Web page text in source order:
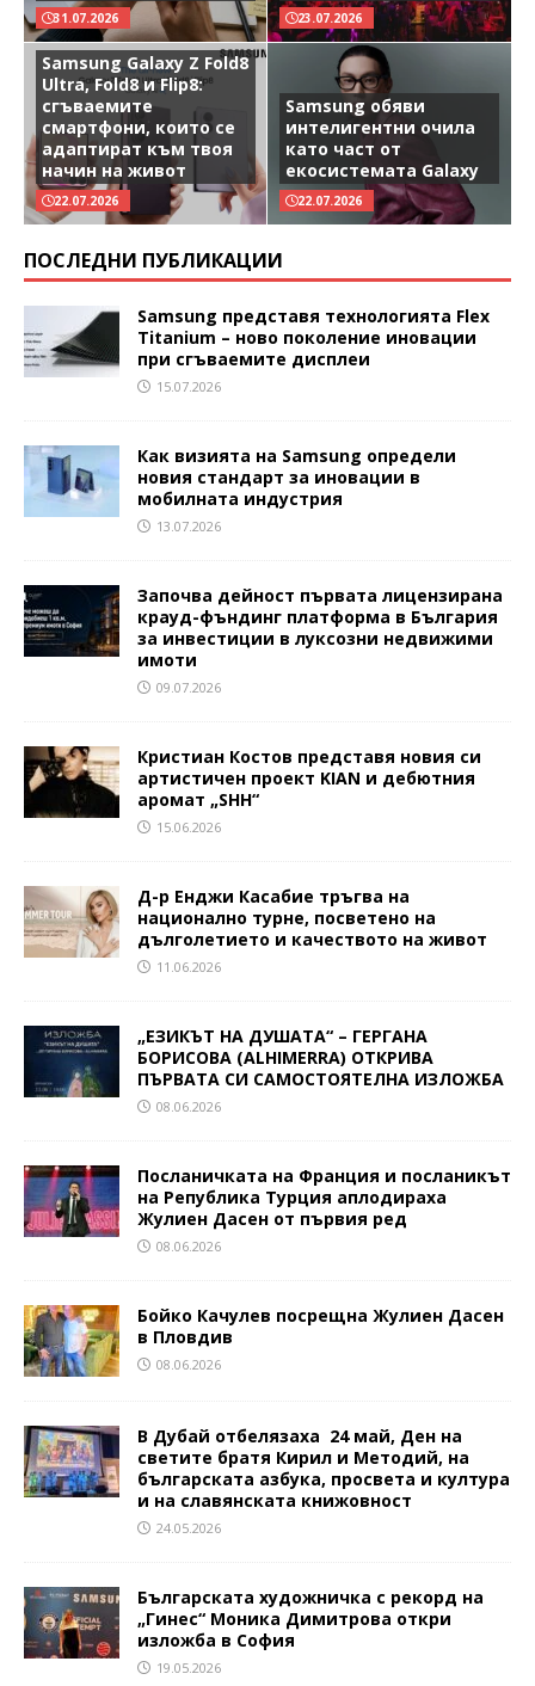
31.07.2026 23.07.2026
Samsung Galaxy Z Fold8
Ultra, Fold8 и Flip8:
сгъваемите
смартфони, които се
адаптират към твоя
начин на живот
22.07.2026
Samsung обяви
интелигентни очила
като част от
екосистемата Galaxy
22.07.2026
ПОСЛЕДНИ ПУБЛИКАЦИИ
Samsung представя технологията Flex
Titanium – ново поколение иновации
при сгъваемите дисплеи
15.07.2026
Как визията на Samsung определи
новия стандарт за иновации в
мобилната индустрия
13.07.2026
Започва дейност първата лицензирана
крауд-фъндинг платформа в България
за инвестиции в луксозни недвижими
имоти
09.07.2026
Кристиан Костов представя новия си
артистичен проект KIAN и дебютния
аромат „SHH“
15.06.2026
Д-р Енджи Касабие тръгва на
национално турне, посветено на
дълголетието и качеството на живот
11.06.2026
„ЕЗИКЪТ НА ДУШАТА“ – ГЕРГАНА
БОРИСОВА (ALHIMERRA) ОТКРИВА
ПЪРВАТА СИ САМОСТОЯТЕЛНА ИЗЛОЖБА
08.06.2026
Посланичката на Франция и посланикът
на Република Турция аплодираха
Жулиен Дасен от първия ред
08.06.2026
Бойко Качулев посрещна Жулиен Дасен
в Пловдив
08.06.2026
В Дубай отбелязаха 24 май, Ден на
светите братя Кирил и Методий, на
българската азбука, просвета и култура
и на славянската книжовност
24.05.2026
Българската художничка с рекорд на
„Гинес“ Моника Димитрова откри
изложба в София
19.05.2026